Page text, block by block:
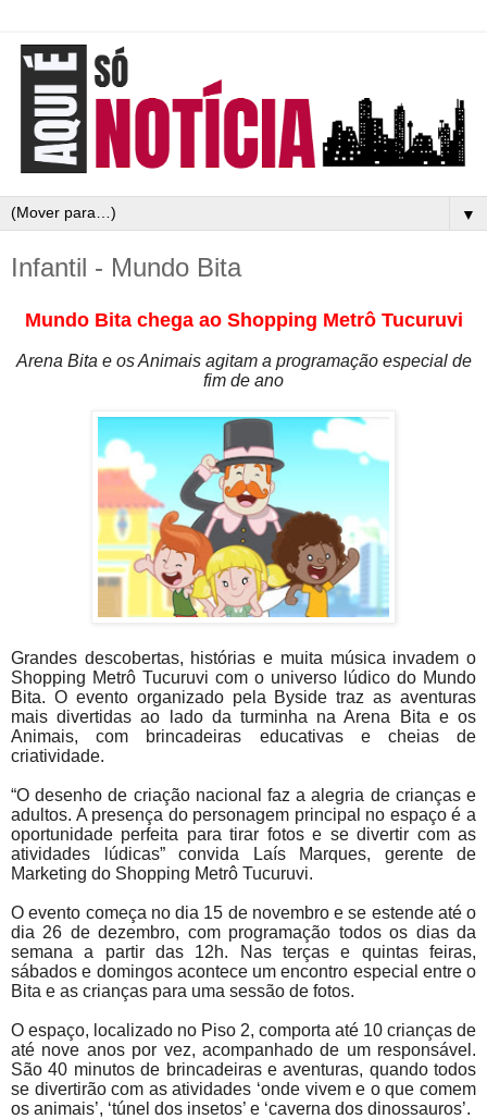
▼
Infantil - Mundo Bita
Mundo Bita chega ao Shopping Metrô Tucuruvi
Arena Bita e os Animais agitam a programação especial de
fim de ano
Grandes descobertas, histórias e muita música invadem o
Shopping Metrô Tucuruvi com o universo lúdico do Mundo
Bita. O evento organizado pela Byside traz as aventuras
mais divertidas ao lado da turminha na Arena Bita e os
Animais, com brincadeiras educativas e cheias de
criatividade.
“O desenho de criação nacional faz a alegria de crianças e
adultos. A presença do personagem principal no espaço é a
oportunidade perfeita para tirar fotos e se divertir com as
atividades lúdicas” convida Laís Marques, gerente de
Marketing do Shopping Metrô Tucuruvi.
O evento começa no dia 15 de novembro e se estende até o
dia 26 de dezembro, com programação todos os dias da
semana a partir das 12h. Nas terças e quintas feiras,
sábados e domingos acontece um encontro especial entre o
Bita e as crianças para uma sessão de fotos.
O espaço, localizado no Piso 2, comporta até 10 crianças de
até nove anos por vez, acompanhado de um responsável.
São 40 minutos de brincadeiras e aventuras, quando todos
se divertirão com as atividades ‘onde vivem e o que comem
os animais’, ‘túnel dos insetos’ e ‘caverna dos dinossauros’.